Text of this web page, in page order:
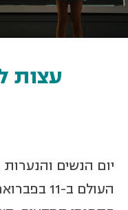
עצות
יום הנשים
העולם ב-